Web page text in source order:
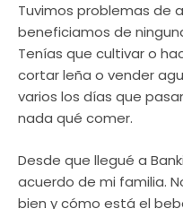
Tuvimos problemas de
beneficiamos de
Tenías que cultivar o
cortar leña o vender
varios los días que
nada qué comer.
Desde que llegué a
acuerdo de mi familia.
bien y cómo está el